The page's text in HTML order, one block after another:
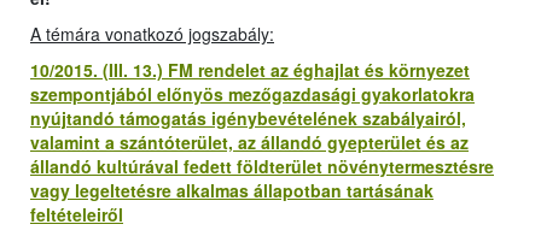
A témára vonatkozó jogszabály:
10/2015. (III. 13.) FM rendelet az éghajlat és környezet
szempontjából előnyös mezőgazdasági gyakorlatokra
nyújtandó támogatás igénybevételének szabályairól,
valamint a szántóterület, az állandó gyepterület és az
állandó kultúrával fedett földterület növénytermesztésre
vagy legeltetésre alkalmas állapotban tartásának
feltételeiről